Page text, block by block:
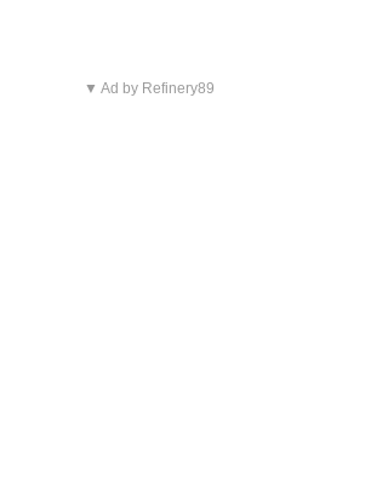
▼ Ad by Refinery89